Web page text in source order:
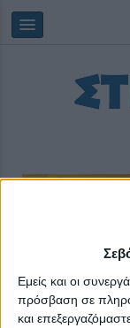
Εμείς και οι
πρόσβαση σε
καικινητά